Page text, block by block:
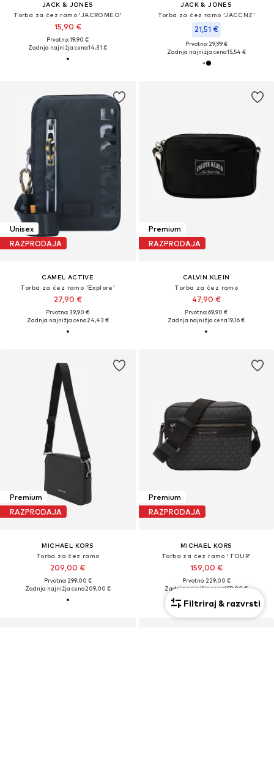
JACK & JONES
Torba za čez ramo 'JACROMEO'
15,90 €
Prvotno: 19,90 €
Zadnja najnižja cena14,31 €
JACK & JONES
Torba za čez ramo 'JACCNZ'
21,51 €
Prvotno: 29,99 €
Zadnja najnižja cena15,54 €
Unisex
RAZPRODAJA
CAMEL ACTIVE
Torba za čez ramo 'Explore'
27,90 €
Prvotno: 39,90 €
Zadnja najnižja cena24,43 €
Premium
RAZPRODAJA
CALVIN KLEIN
Torba za čez ramo
47,90 €
Prvotno: 69,90 €
Zadnja najnižja cena19,16 €
Premium
RAZPRODAJA
MICHAEL KORS
Torba za čez ramo
209,00 €
Prvotno: 299,00 €
Zadnja najnižja cena209,00 €
Premium
RAZPRODAJA
MICHAEL KORS
Torba za čez ramo 'TOUR'
159,00 €
Prvotno: 229,00 €
Zadnja najnižja cena159,00 €
Filtriraj & razvrsti